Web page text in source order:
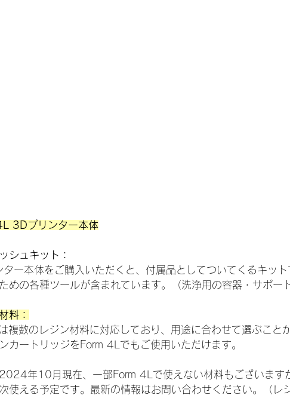
3Dプリンター本体
シュキット：
ー本体をご購入いただくと、付属品としてついてくるキット
めの各種ツールが含まれています。（洗浄用の容器・サポー
料：
複数のレジン材料に対応しており、用途に合わせて選ぶこと
カートリッジをForm 4Lでもご使用いただけます。
年10月現在、一部Form 4Lで使えない材料もございます
使える予定です。最新の情報はお問い合わせください。（レ